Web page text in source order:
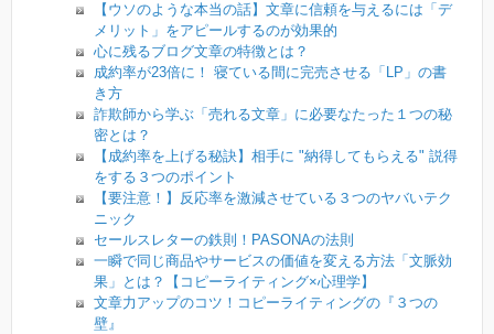
【ウソのような本当の話】文章に信頼を与えるには「デ
メリット」をアピールするのが効果的
心に残るブログ文章の特徴とは？
成約率が23倍に！ 寝ている間に完売させる「LP」の書
き方
詐欺師から学ぶ「売れる文章」に必要なたった１つの秘
密とは？
【成約率を上げる秘訣】相手に "納得してもらえる" 説得
をする３つのポイント
【要注意！】反応率を激減させている３つのヤバいテク
ニック
セールスレターの鉄則！PASONAの法則
一瞬で同じ商品やサービスの価値を変える方法「文脈効
果」とは？【コピーライティング×心理学】
文章力アップのコツ！コピーライティングの『３つの
壁』